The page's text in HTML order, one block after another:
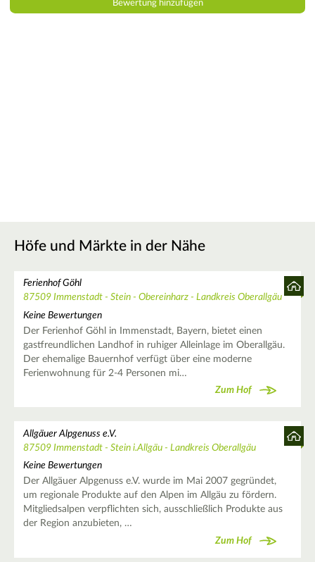
Höfe und Märkte in der Nähe
Ferienhof Göhl
87509 Immenstadt - Stein - Obereinharz - Landkreis Oberallgäu
Keine Bewertungen
Der Ferienhof Göhl in Immenstadt, Bayern, bietet einen
gastfreundlichen Landhof in ruhiger Alleinlage im Oberallgäu.
Der ehemalige Bauernhof verfügt über eine moderne
Ferienwohnung für 2-4 Personen mi…
Zum Hof
Allgäuer Alpgenuss e.V.
87509 Immenstadt - Stein i.Allgäu - Landkreis Oberallgäu
Keine Bewertungen
Der Allgäuer Alpgenuss e.V. wurde im Mai 2007 gegründet,
um regionale Produkte auf den Alpen im Allgäu zu fördern.
Mitgliedsalpen verpflichten sich, ausschließlich Produkte aus
der Region anzubieten, …
Zum Hof